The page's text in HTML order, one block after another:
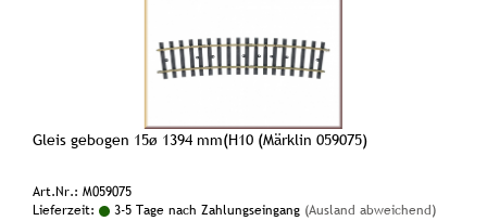
Gleis gebogen 15ø 1394 mm(H10 (Märklin 059075)
Art.Nr.: M059075
Lieferzeit:
3-5 Tage nach Zahlungseingang (Ausland abweichend)